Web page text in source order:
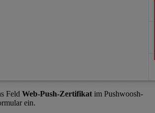
Feld Web-Push-Zertifikat im Pushwoosh-
ein.